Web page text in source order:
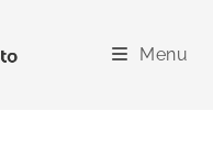
Menu